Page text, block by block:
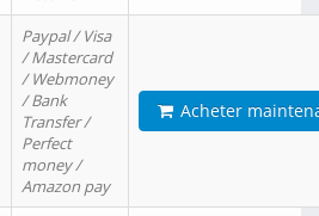
Paypal / Visa
/ Mastercard
/ Webmoney
/ Bank
Transfer /
Perfect
money /
Amazon pay
Acheter